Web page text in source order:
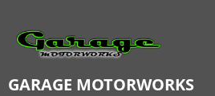
GARAGE MOTORWORKS